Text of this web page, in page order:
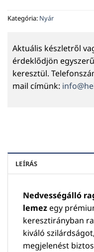
Kategória: Nyár
Aktuális készletről
érdeklődjön
keresztül.
mail címünk:
LEÍRÁS
Nedvességálló
lemezegy
keresztirányban
kiváló
megjelenést